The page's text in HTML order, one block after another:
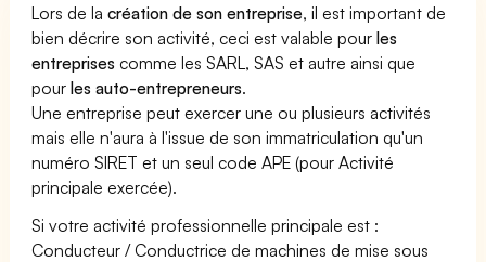
Lors de lacréation de son entreprise, il est important de
bien décrire son activité, ceci est valable pourles
entreprises comme les SARL, SAS et autre ainsi que
pourles auto-entrepreneurs.
Une entreprise peut exercer une ou plusieurs activités
mais elle n'aura à l'issue de son immatriculation qu'un
numéro SIRET et un seul code APE (pour Activité
principale exercée).
Si votre activité professionnelle principale est :
Conducteur / Conductrice de machines de mise sous